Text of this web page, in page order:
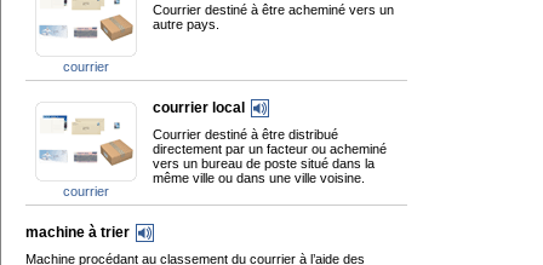
courrier
Courrier destiné à être acheminé vers un
autre pays.
courrier
courrier local
Courrier destiné à être distribué
directement par un facteur ou acheminé
vers un bureau de poste situé dans la
même ville ou dans une ville voisine.
machine à trier
Machine procédant au classement du courrier à l’aide des